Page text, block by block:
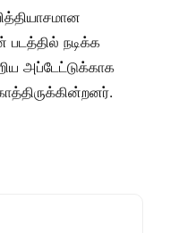
படத்தில் நடிக்க
அப்டேட்டுக்காக